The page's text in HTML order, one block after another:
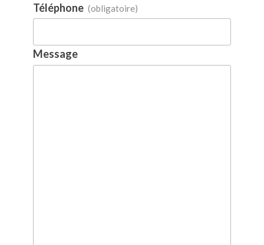
Téléphone (obligatoire)
Message